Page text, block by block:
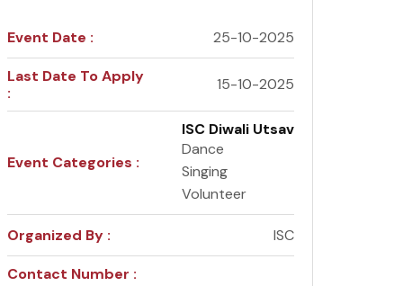
Event Date : 25-10-2025
Last Date To Apply
:
15-10-2025
Event Categories :
ISC Diwali Utsav
Dance
Singing
Volunteer
Organized By : ISC
Contact Number :